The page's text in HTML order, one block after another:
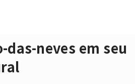
das-neves em seu